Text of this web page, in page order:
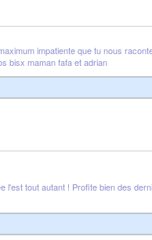
impatiente que tu nous
bisx maman fafa et adrian
tout autant ! Profite bien des